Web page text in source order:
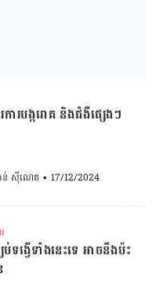
ការ​បង្ករោគ និងជំងឺផ្សេងៗ
ាន់ ស៊ីណេត • 17/12/2024
ទង្វើទាំងនេះទេ អាចនឹងប៉ះ